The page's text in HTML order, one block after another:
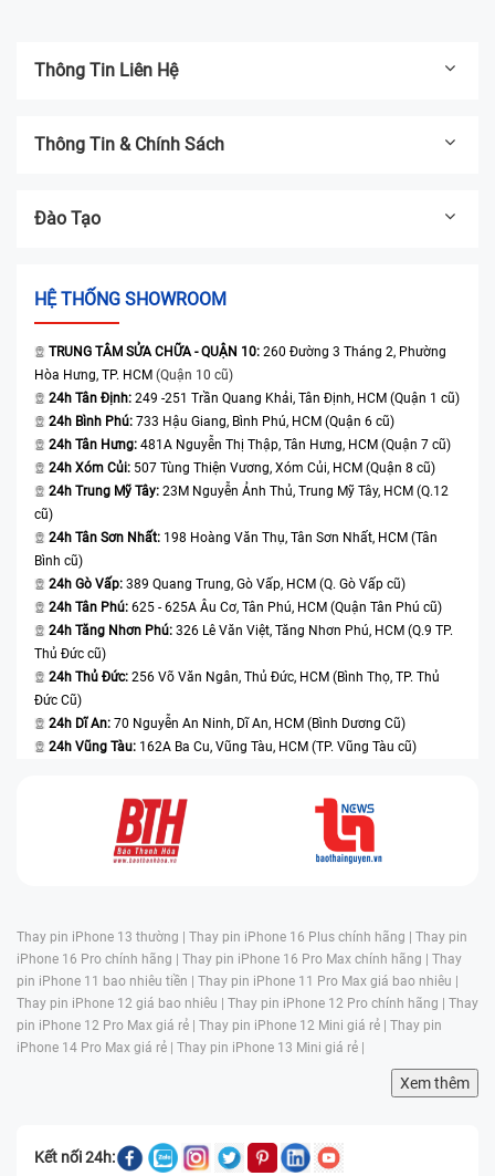
Thông Tin Liên Hệ
Thông Tin & Chính Sách
Đào Tạo
HỆ THỐNG SHOWROOM
TRUNG TÂM SỬA CHỮA - QUẬN 10: 260 Đường 3 Tháng 2, Phường
Hòa Hưng, TP. HCM (Quận 10 cũ)
24h Tân Định: 249 -251 Trần Quang Khải, Tân Định, HCM (Quận 1 cũ)
24h Bình Phú: 733 Hậu Giang, Bình Phú, HCM (Quận 6 cũ)
24h Tân Hưng: 481A Nguyễn Thị Thập, Tân Hưng, HCM (Quận 7 cũ)
24h Xóm Củi: 507 Tùng Thiện Vương, Xóm Củi, HCM (Quận 8 cũ)
24h Trung Mỹ Tây: 23M Nguyễn Ảnh Thủ, Trung Mỹ Tây, HCM (Q.12
cũ)
24h Tân Sơn Nhất: 198 Hoàng Văn Thụ, Tân Sơn Nhất, HCM (Tân
Bình cũ)
24h Gò Vấp: 389 Quang Trung, Gò Vấp, HCM (Q. Gò Vấp cũ)
24h Tân Phú: 625 - 625A Âu Cơ, Tân Phú, HCM (Quận Tân Phú cũ)
24h Tăng Nhơn Phú: 326 Lê Văn Việt, Tăng Nhơn Phú, HCM (Q.9 TP.
Thủ Đức cũ)
24h Thủ Đức: 256 Võ Văn Ngân, Thủ Đức, HCM (Bình Thọ, TP. Thủ
Đức Cũ)
24h Dĩ An: 70 Nguyễn An Ninh, Dĩ An, HCM (Bình Dương Cũ)
24h Vũng Tàu: 162A Ba Cu, Vũng Tàu, HCM (TP. Vũng Tàu cũ)
Thay pin iPhone 13 thường | Thay pin iPhone 16 Plus chính hãng | Thay pin
iPhone 16 Pro chính hãng | Thay pin iPhone 16 Pro Max chính hãng | Thay
pin iPhone 11 bao nhiêu tiền | Thay pin iPhone 11 Pro Max giá bao nhiêu |
Thay pin iPhone 12 giá bao nhiêu | Thay pin iPhone 12 Pro chính hãng | Thay
pin iPhone 12 Pro Max giá rẻ | Thay pin iPhone 12 Mini giá rẻ | Thay pin
iPhone 14 Pro Max giá rẻ | Thay pin iPhone 13 Mini giá rẻ |
Xem thêm
Kết nối 24h: